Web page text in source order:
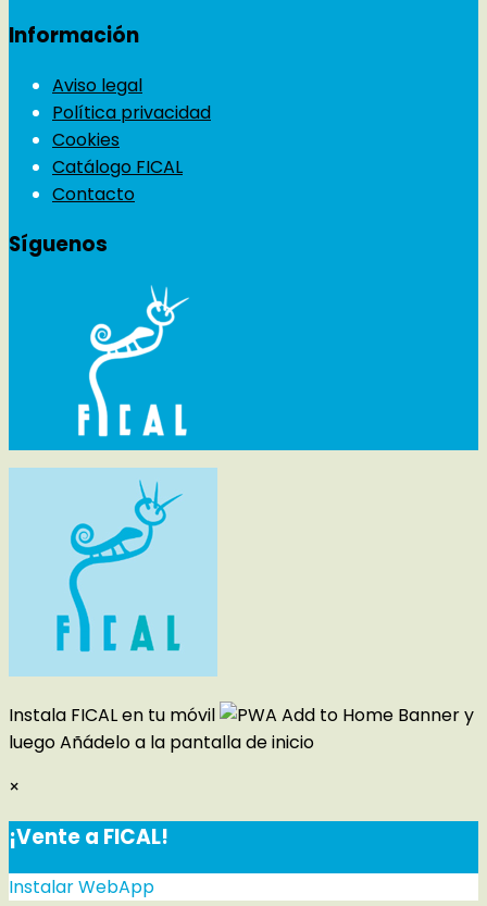
Información
Aviso legal
Política privacidad
Cookies
Catálogo FICAL
Contacto
Síguenos
Instala FICAL en tu móvil
y
luegoAñádelo a la pantalla de inicio
×
¡Vente a FICAL!
Instalar WebApp